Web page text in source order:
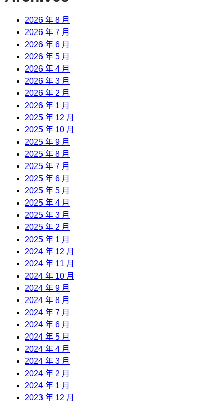
2026 年 8 月
2026 年 7 月
2026 年 6 月
2026 年 5 月
2026 年 4 月
2026 年 3 月
2026 年 2 月
2026 年 1 月
2025 年 12 月
2025 年 10 月
2025 年 9 月
2025 年 8 月
2025 年 7 月
2025 年 6 月
2025 年 5 月
2025 年 4 月
2025 年 3 月
2025 年 2 月
2025 年 1 月
2024 年 12 月
2024 年 11 月
2024 年 10 月
2024 年 9 月
2024 年 8 月
2024 年 7 月
2024 年 6 月
2024 年 5 月
2024 年 4 月
2024 年 3 月
2024 年 2 月
2024 年 1 月
2023 年 12 月